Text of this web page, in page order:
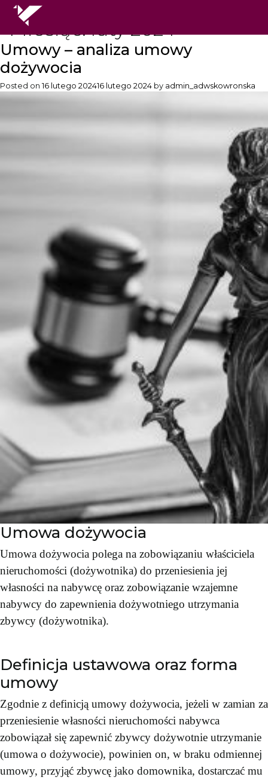
Miesiąc:luty 2024
Umowy – analiza umowy
dożywocia
Posted on 16 lutego 202416 lutego 2024 by admin_adwskowronska
Umowa dożywocia
Umowa dożywocia polega na zobowiązaniu właściciela
nieruchomości (dożywotnika) do przeniesienia jej
własności na nabywcę oraz zobowiązanie wzajemne
nabywcy do zapewnienia dożywotniego utrzymania
zbywcy (dożywotnika).
Definicja ustawowa oraz forma
umowy
Zgodnie z definicją umowy dożywocia, jeżeli w zamian za
przeniesienie własności nieruchomości nabywca
zobowiązał się zapewnić zbywcy dożywotnie utrzymanie
(umowa o dożywocie), powinien on, w braku odmiennej
umowy, przyjąć zbywcę jako domownika, dostarczać mu